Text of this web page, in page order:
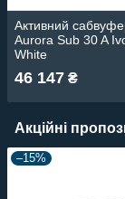
Активний
Aurora Sub 30 A
White
46 147 ₴
Акційні
–15%